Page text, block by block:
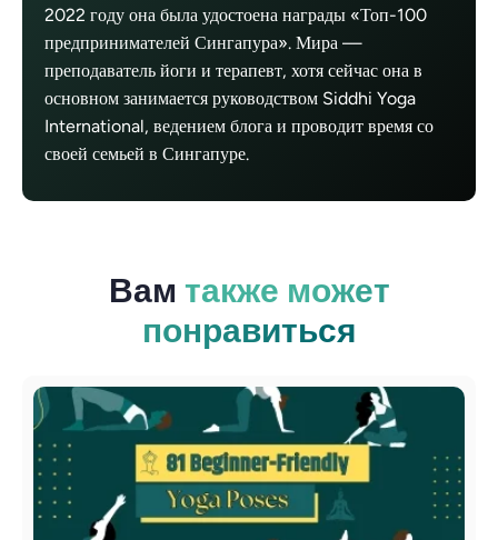
2022 году она была удостоена награды «Топ-100
предпринимателей Сингапура». Мира —
преподаватель йоги и терапевт, хотя сейчас она в
основном занимается руководством Siddhi Yoga
International, ведением блога и проводит время со
своей семьей в Сингапуре.
Вам также может
понравиться